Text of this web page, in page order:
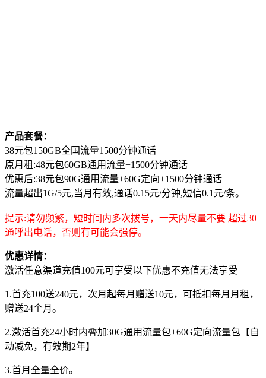
产品套餐：
38元包150GB全国流量1500分钟通话
原月租:48元包60GB通用流量+1500分钟通话
优惠后:38元包90G通用流量+60G定向+1500分钟通话
流量超出1G/5元,当月有效,通话0.15元/分钟,短信0.1元/条。
提示:请勿频繁，短时间内多次拨号，一天内尽量不要 超过30
通呼出电话，否则有可能会强停。
优惠详情：
激活任意渠道充值100元可享受以下优惠不充值无法享受
1.首充100送240元，次月起每月赠送10元，可抵扣每月月租，
赠送24个月。
2.激活首充24小时内叠加30G通用流量包+60G定向流量包【自
动减免，有效期2年】
3.首月全量全价。